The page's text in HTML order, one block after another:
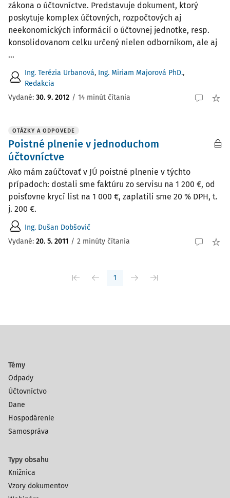
zákona o účtovníctve. Predstavuje dokument, ktorý
poskytuje komplex účtovných, rozpočtových aj
neekonomických informácií o účtovnej jednotke, resp.
konsolidovanom celku určený nielen odborníkom, ale aj
...
Ing. Terézia Urbanová, Ing. Miriam Majorová PhD.,
Redakcia
Vydané: 30. 9. 2012 / 14 minút čítania
OTÁZKY A ODPOVEDE
Poistné plnenie v jednoduchom
účtovníctve
Ako mám zaúčtovať v JÚ poistné plnenie v týchto
prípadoch: dostali sme faktúru zo servisu na 1 200 €, od
poisťovne krycí list na 1 000 €, zaplatili sme 20 % DPH, t.
j. 200 €.
Ing. Dušan Dobšovič
Vydané: 20. 5. 2011 / 2 minúty čítania
1
Témy
Odpady
Účtovníctvo
Dane
Hospodárenie
Samospráva
Typy obsahu
Knižnica
Vzory dokumentov